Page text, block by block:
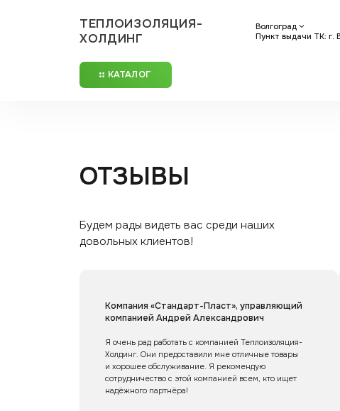
ТЕПЛОИЗОЛЯЦИЯ-
ХОЛДИНГ
Волгоград
Пункт выдачи ТК: г.
КАТАЛОГ
ОТЗЫВЫ
Будем рады видеть вас среди наших
довольных клиентов!
Компания «Стандарт-Пласт», управляющий
компанией Андрей Александрович
Я очень рад работать с компанией Теплоизоляция-
Холдинг. Они предоставили мне отличные товары
и хорошее обслуживание. Я рекомендую
сотрудничество с этой компанией всем, кто ищет
надёжного партнёра!